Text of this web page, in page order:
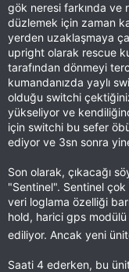
gök neresi farkında ve
düzlemek için zaman
yerden uzaklaşmaya
upright olarak rescue
tarafından dönmeyi
kumandanızda yaylı
olduğu switchi
yükseliyor ve
için switchi bu sefer
ediyor ve 3sn sonra
Son olarak, çıkacağı
"Sentinel". Sentinel
veri loglama özelliği
hold, harici gps
ediliyor. Ancak yeni
Saati 4 ederken, bu